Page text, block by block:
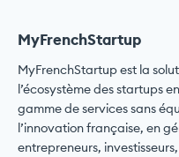
MyFrenchStartup
MyFrenchStartup est la
l’écosystème des startups
gamme de services sans
l’innovation française, en
entrepreneurs,